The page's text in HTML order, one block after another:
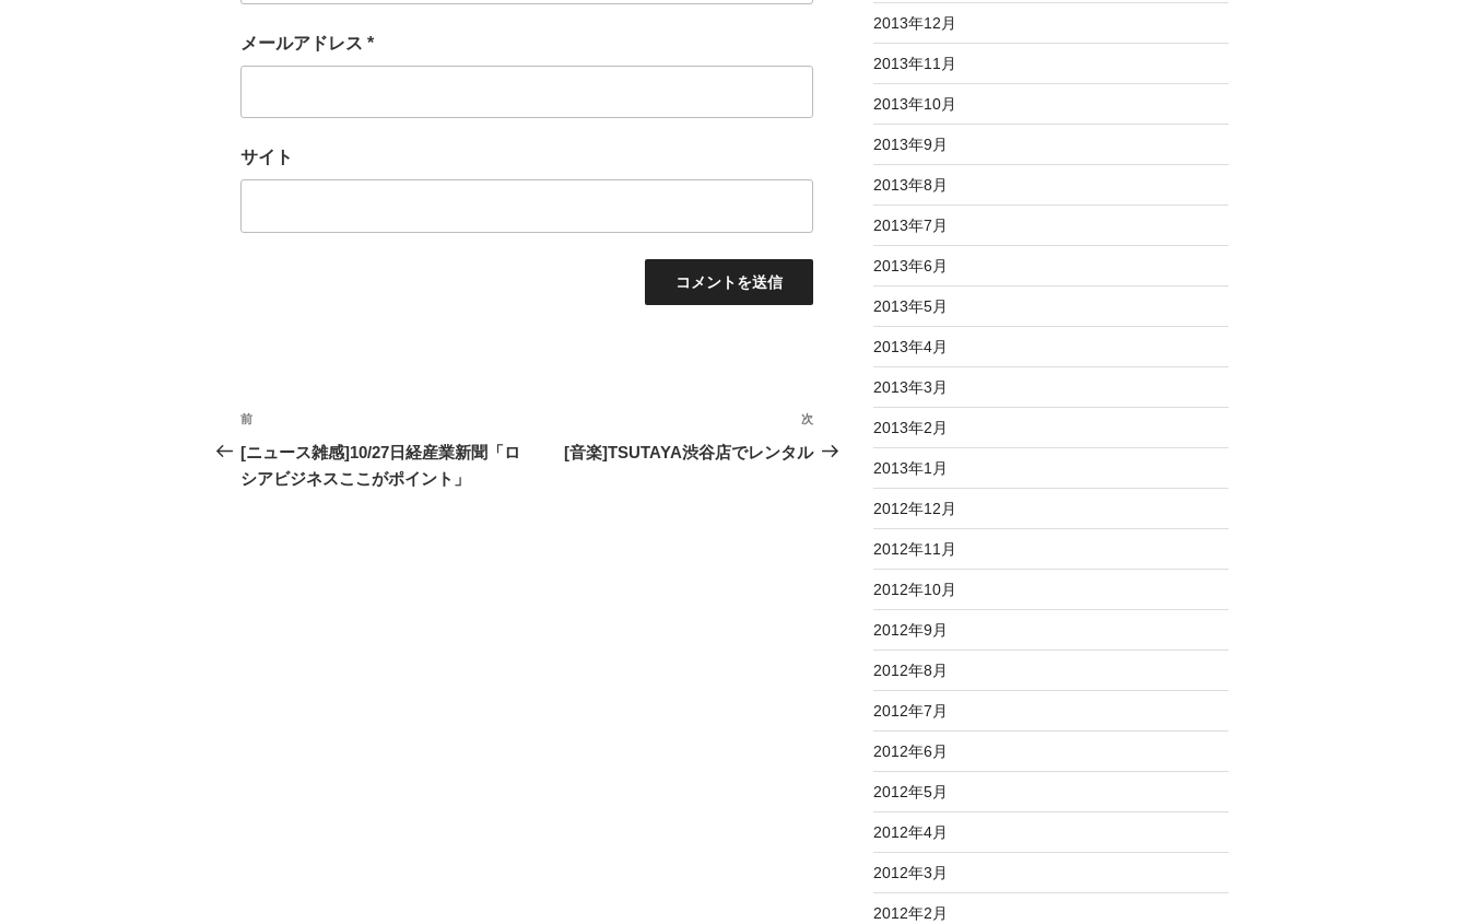
メールアドレス *
サイト
投
稿
ナ
過
去
の
前
[ニュース雑感]10/27日経産業新聞「ロ
シアビジネスここがポイント」
の
次
[音楽]TSUTAYA渋谷店でレンタル
2013年12月
2013年11月
2013年10月
2013年9月
2013年8月
2013年7月
2013年6月
2013年5月
2013年4月
2013年3月
2013年2月
2013年1月
2012年12月
2012年11月
2012年10月
2012年9月
2012年8月
2012年7月
2012年6月
2012年5月
2012年4月
2012年3月
2012年2月